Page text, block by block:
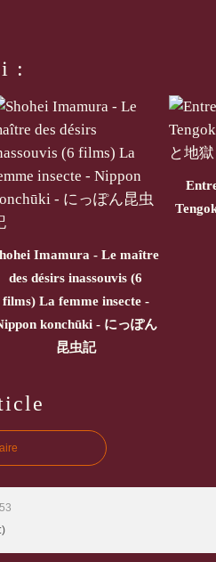
:
Imamura - Le maître
des désirs inassouvis (6
films) La femme insecte -
konchūki - にっぽん
昆虫記